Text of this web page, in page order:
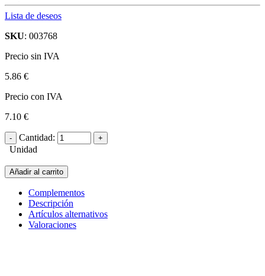
Lista de deseos
SKU: 003768
Precio sin IVA
5.86 €
Precio con IVA
7.10 €
Cantidad:
Unidad
Añadir al carrito
Complementos
Descripción
Artículos alternativos
Valoraciones